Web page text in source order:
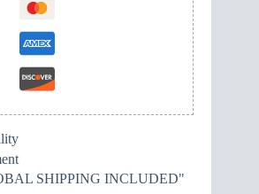
SHIPPING INCLUDED"